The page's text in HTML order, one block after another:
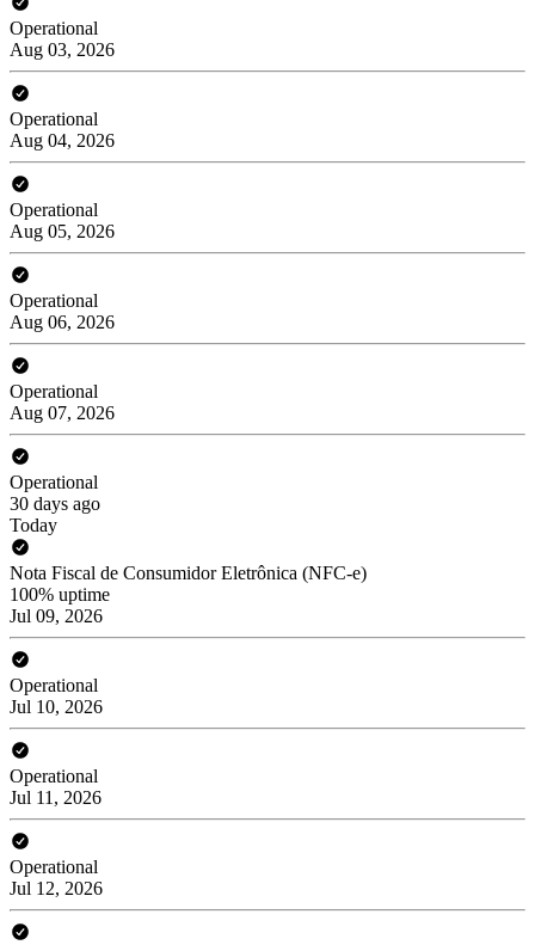
Operational
Aug 03, 2026
Operational
Aug 04, 2026
Operational
Aug 05, 2026
Operational
Aug 06, 2026
Operational
Aug 07, 2026
Operational
30 days ago
Today
Nota Fiscal de Consumidor Eletrônica (NFC-e)
100% uptime
Jul 09, 2026
Operational
Jul 10, 2026
Operational
Jul 11, 2026
Operational
Jul 12, 2026